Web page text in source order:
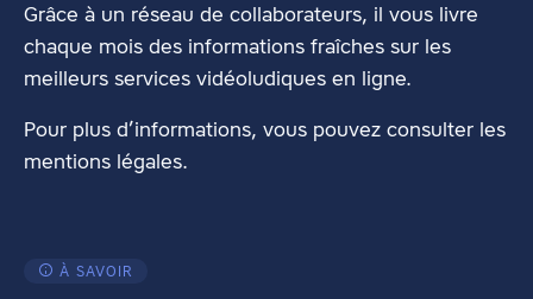
Grâce à un réseau de collaborateurs, il vous livre
chaque mois des informations fraîches sur les
meilleurs services vidéoludiques en ligne.
Pour plus d’informations, vous pouvez consulter les
mentions légales.
À SAVOIR